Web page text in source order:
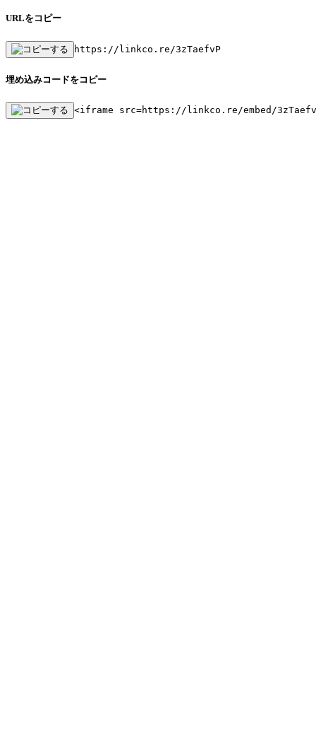
URLをコピー
https://linkco.re/3zTaefvP
埋め込みコードをコピー
<iframe src=https://linkco.re/embed/